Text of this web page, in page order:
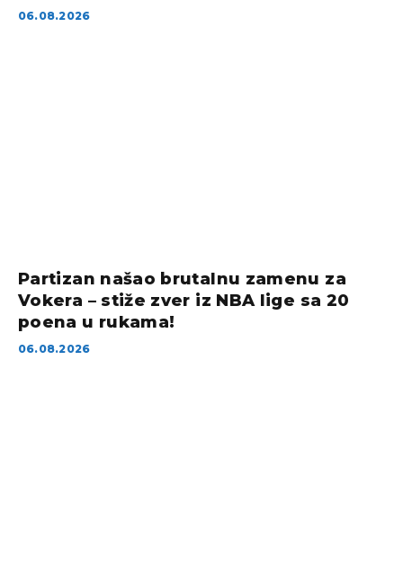
06.08.2026
Partizan našao brutalnu zamenu za
Vokera – stiže zver iz NBA lige sa 20
poena u rukama!
06.08.2026